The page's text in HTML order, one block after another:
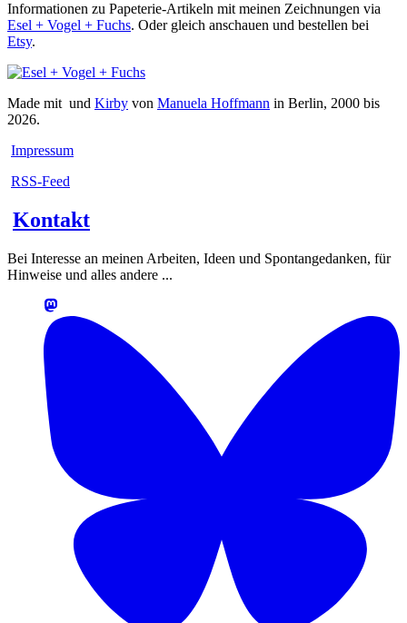
Informationen zu Papeterie-Artikeln mit meinen Zeichnungen via
Esel + Vogel + Fuchs. Oder gleich anschauen und bestellen bei
Etsy.
Made mit und Kirby von Manuela Hoffmann in Berlin, 2000 bis
2026.
Impressum
RSS-Feed
Kontakt
Bei Interesse an meinen Arbeiten, Ideen und Spontangedanken, für
Hinweise und alles andere ...